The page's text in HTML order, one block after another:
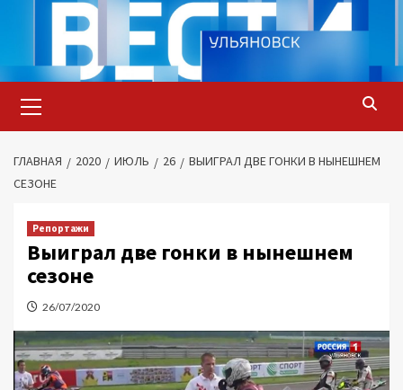
содержимому
меню
ГЛАВНАЯ 2020 ИЮЛЬ 26
ВЫИГРАЛ ДВЕ ГОНКИ В НЫНЕШНЕМ
СЕЗОНЕ
Репортажи
Выиграл две гонки в нынешнем
сезоне
26/07/2020